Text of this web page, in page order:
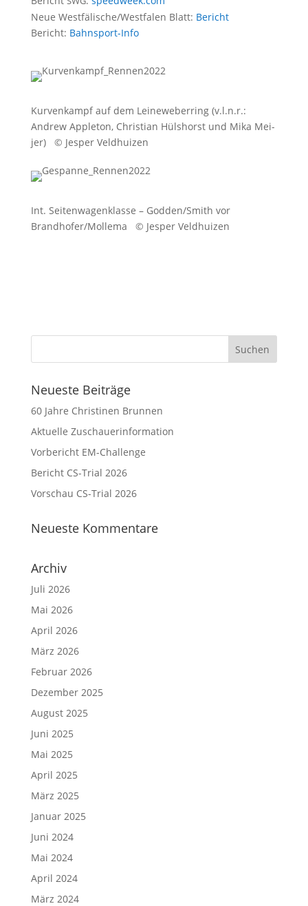
Neue Westfälische/​Westfalen Blatt: Bericht
Bericht: Bahn­sport-Info
Kur­ven­kampf auf dem Lei­ne­we­ber­ring (v.l.n.r.:
Andrew App­le­ton, Chris­ti­an Hüls­horst und Mika Mei­
jer) © Jes­per Veldhuizen
Int. Sei­ten­wa­gen­klas­se – Godden/​Smith vor
Brandhofer/​Mollema © Jes­per Veldhuizen
Neueste Beiträge
60 Jahre Christinen Brunnen
Aktuelle Zuschauerinformation
Vorbericht EM-Challenge
Bericht CS-Trial 2026
Vorschau CS-Trial 2026
Neueste Kommentare
Archiv
Juli 2026
Mai 2026
April 2026
März 2026
Februar 2026
Dezember 2025
August 2025
Juni 2025
Mai 2025
April 2025
März 2025
Januar 2025
Juni 2024
Mai 2024
April 2024
März 2024